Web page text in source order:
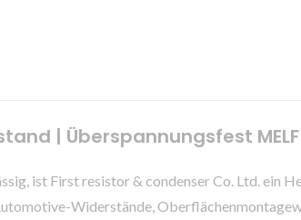
| Überspannungsfest MELF
ist First resistor & condenser Co. Ltd.
Widerstände,